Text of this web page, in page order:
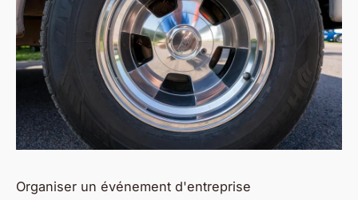
Organiser un événement d'entreprise